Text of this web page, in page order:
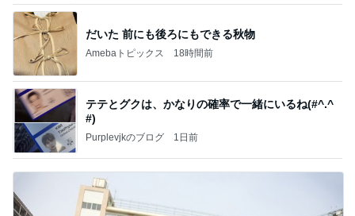
だいた 前にも後ろにもできる秋物
Amebaトピックス 18時間前
テテとグクは、かなりの確率で一緒にいるね(#^.^
#)
Purplevjkのブログ 1日前